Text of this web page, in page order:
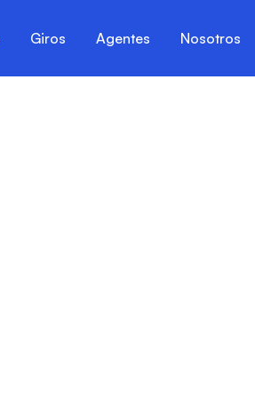
Giros Agentes Nosotros